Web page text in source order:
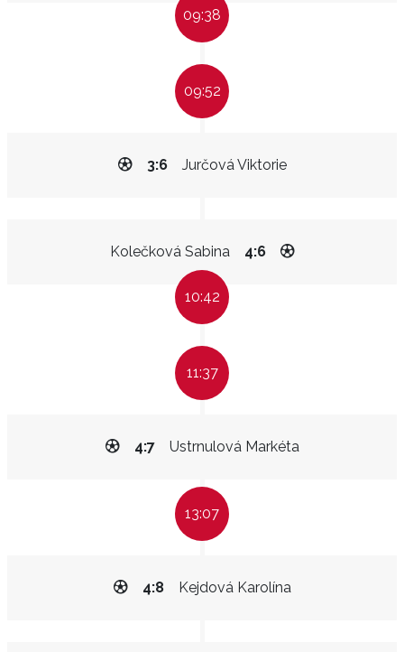
09:38
09:52
Jurčová Viktorie
3:6
Kolečková Sabina 4:6
10:42
11:37
Ustrnulová Markéta
4:7
13:07
Kejdová Karolína
4:8